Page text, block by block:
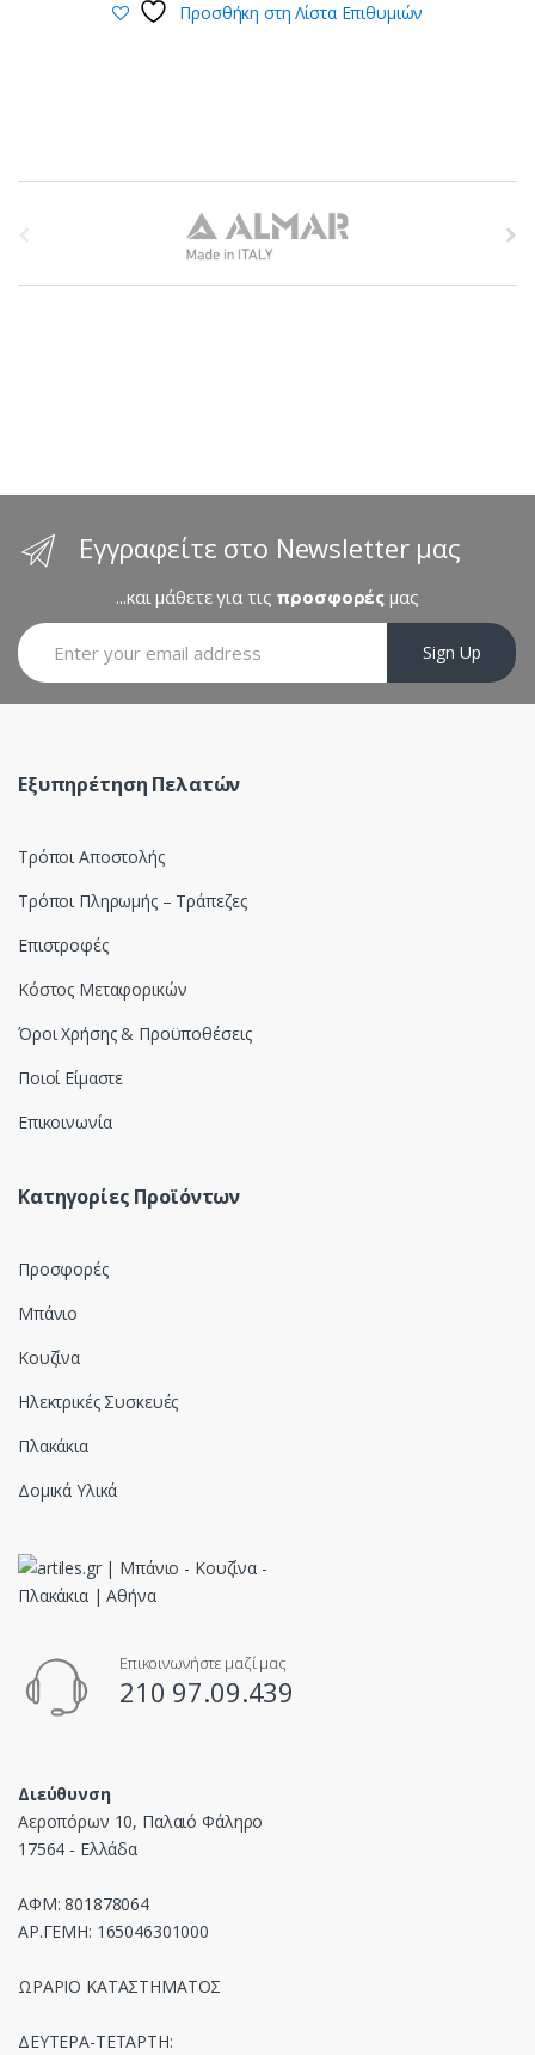
Προσθήκη στη Λίστα Επιθυμιών
C
Εγγραφείτε στο Newsletter μας
...και μάθετε για τις προσφορές μας
Sign Up
Εξυπηρέτηση Πελατών
Τρόποι Αποστολής
Τρόποι Πληρωμής – Τράπεζες
Επιστροφές
Κόστος Μεταφορικών
Όροι Χρήσης & Προϋποθέσεις
Ποιοί Είμαστε
Επικοινωνία
Κατηγορίες Προϊόντων
Προσφορές
Μπάνιο
Κουζίνα
Ηλεκτρικές Συσκευές
Πλακάκια
Δομικά Υλικά
Επικοινωνήστε μαζί μας
210 97.09.439
Διεύθυνση
Αεροπόρων 10, Παλαιό Φάληρο
17564 - Ελλάδα
ΑΦΜ: 801878064
ΑΡ.ΓΕΜΗ: 165046301000
ΩΡΑΡΙΟ ΚΑΤΑΣΤΗΜΑΤΟΣ
ΔΕΥΤΕΡΑ-ΤΕΤΑΡΤΗ: